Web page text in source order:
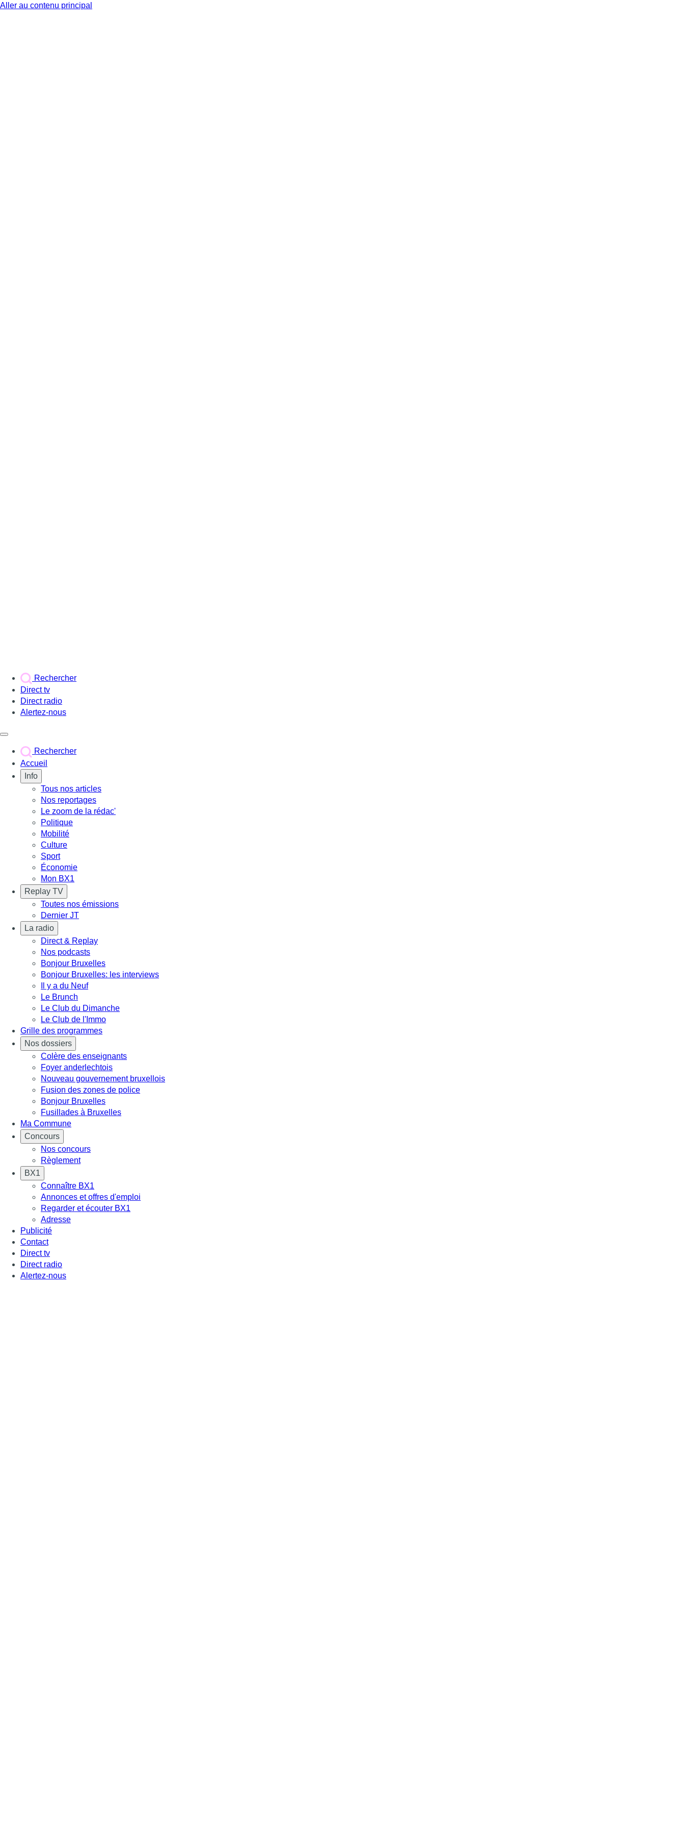
Aller au contenu principal
Rechercher
Direct tv
Direct radio
Alertez-nous
Rechercher
Accueil
Info
Tous nos articles
Nos reportages
Le zoom de la rédac'
Politique
Mobilité
Culture
Sport
Économie
Mon BX1
Replay TV
Toutes nos émissions
Dernier JT
La radio
Direct & Replay
Nos podcasts
Bonjour Bruxelles
Bonjour Bruxelles: les interviews
Il y a du Neuf
Le Brunch
Le Club du Dimanche
Le Club de l'Immo
Grille des programmes
Nos dossiers
Colère des enseignants
Foyer anderlechtois
Nouveau gouvernement bruxellois
Fusion des zones de police
Bonjour Bruxelles
Fusillades à Bruxelles
Ma Commune
Concours
Nos concours
Règlement
BX1
Connaître BX1
Annonces et offres d'emploi
Regarder et écouter BX1
Adresse
Publicité
Contact
Direct tv
Direct radio
Alertez-nous